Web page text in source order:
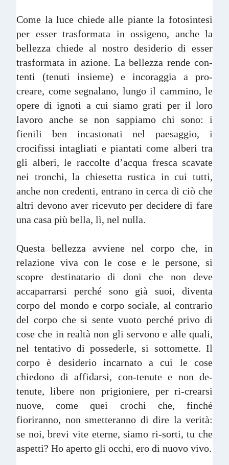
Come la luce chiede alle piante la fotosintesi
per esser trasformata in ossigeno, anche la
bellezza chiede al nostro desiderio di esser
trasformata in azione. La bellezza rende con-
tenti (tenuti insieme) e incoraggia a pro-
creare, come segnalano, lungo il cammino, le
opere di ignoti a cui siamo grati per il loro
lavoro anche se non sappiamo chi sono: i
fienili ben incastonati nel paesaggio, i
crocifissi intagliati e piantati come alberi tra
gli alberi, le raccolte d’acqua fresca scavate
nei tronchi, la chiesetta rustica in cui tutti,
anche non credenti, entrano in cerca di ciò che
altri devono aver ricevuto per decidere di fare
una casa più bella, lì, nel nulla.
Questa bellezza avviene nel corpo che, in
relazione viva con le cose e le persone, si
scopre destinatario di doni che non deve
accaparrarsi perché sono già suoi, diventa
corpo del mondo e corpo sociale, al contrario
del corpo che si sente vuoto perché privo di
cose che in realtà non gli servono e alle quali,
nel tentativo di possederle, si sottomette. Il
corpo è desiderio incarnato a cui le cose
chiedono di affidarsi, con-tenute e non de-
tenute, libere non prigioniere, per ri-crearsi
nuove, come quei crochi che, finché
fioriranno, non smetteranno di dire la verità:
se noi, brevi vite eterne, siamo ri-sorti, tu che
aspetti? Ho aperto gli occhi, ero di nuovo vivo.